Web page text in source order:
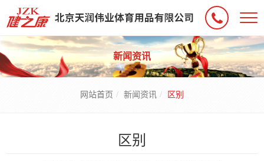
新闻资讯
网站首页 新闻资讯 区别
区别